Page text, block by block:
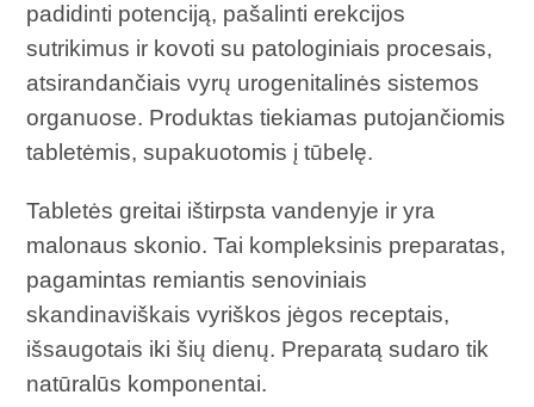
padidinti potenciją, pašalinti erekcijos
sutrikimus ir kovoti su patologiniais procesais,
atsirandančiais vyrų urogenitalinės sistemos
organuose. Produktas tiekiamas putojančiomis
tabletėmis, supakuotomis į tūbelę.
Tabletės greitai ištirpsta vandenyje ir yra
malonaus skonio. Tai kompleksinis preparatas,
pagamintas remiantis senoviniais
skandinaviškais vyriškos jėgos receptais,
išsaugotais iki šių dienų. Preparatą sudaro tik
natūralūs komponentai.